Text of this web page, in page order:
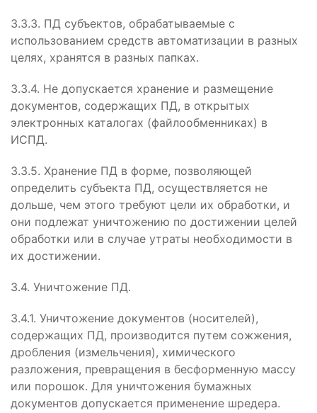
3.3.3. ПД субъектов, обрабатываемые с
использованием средств автоматизации в разных
целях, хранятся в разных папках.
3.3.4. Не допускается хранение и размещение
документов, содержащих ПД, в открытых
электронных каталогах (файлообменниках) в
ИСПД.
3.3.5. Хранение ПД в форме, позволяющей
определить субъекта ПД, осуществляется не
дольше, чем этого требуют цели их обработки, и
они подлежат уничтожению по достижении целей
обработки или в случае утраты необходимости в
их достижении.
3.4. Уничтожение ПД.
3.4.1. Уничтожение документов (носителей),
содержащих ПД, производится путем сожжения,
дробления (измельчения), химического
разложения, превращения в бесформенную массу
или порошок. Для уничтожения бумажных
документов допускается применение шредера.